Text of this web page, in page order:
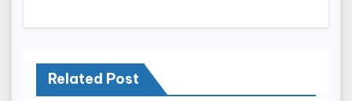
Related Post